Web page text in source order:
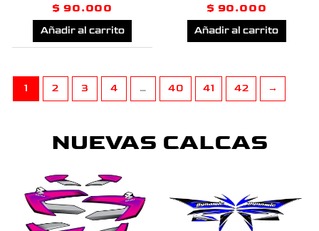
$ 90.000
Añadir al carrito
$ 90.000
Añadir al carrito
1 2 3 4 … 40 41 42 →
NUEVAS CALCAS